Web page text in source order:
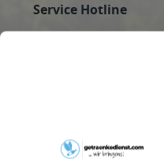
Service Hotline
Haben Sie Fragen zu